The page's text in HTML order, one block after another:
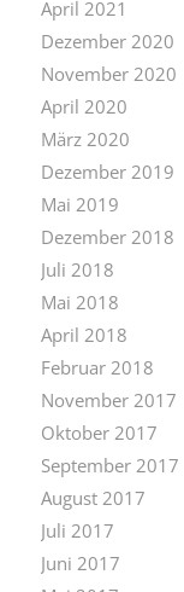
April 2021
Dezember 2020
November 2020
April 2020
März 2020
Dezember 2019
Mai 2019
Dezember 2018
Juli 2018
Mai 2018
April 2018
Februar 2018
November 2017
Oktober 2017
September 2017
August 2017
Juli 2017
Juni 2017